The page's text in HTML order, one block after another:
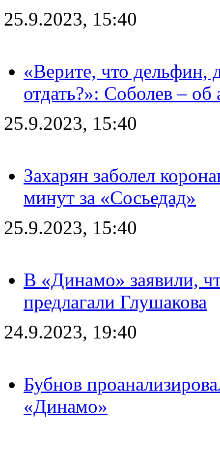
25.9.2023, 15:40
«Верите, что дельфин,
отдать?»: Соболев – об
25.9.2023, 15:40
Захарян заболел
минут за «Сосьедад»
25.9.2023, 15:40
В «Динамо» заявили,
предлагали Глушакова
24.9.2023, 19:40
Бубнов
«Динамо»